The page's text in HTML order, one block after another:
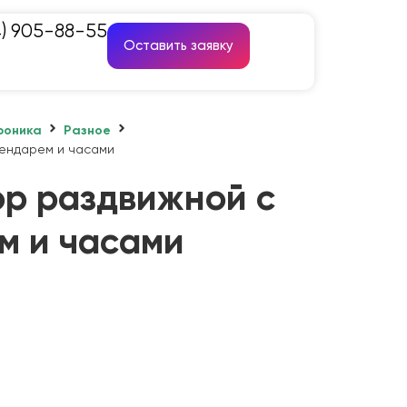
905-88-55
Оставить заявку
Разное
и часами
раздвижной с
и часами